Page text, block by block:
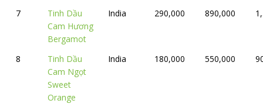
7
Tinh Dầu
Cam Hương
Bergamot
India 290,000 890,000
8
Tinh Dầu
Cam Ngọt
Sweet
Orange
India 180,000 550,000